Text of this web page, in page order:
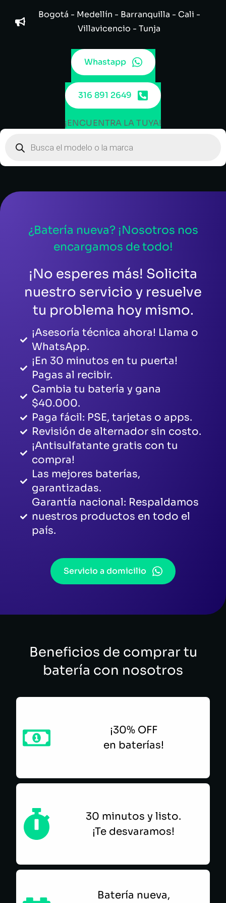
Bogotá - Medellín - Barranquilla - Cali -
Villavicencio - Tunja
Whastapp
316 891 2649
¡ENCUENTRA LA TUYA!
¿Batería nueva? ¡Nosotros nos
encargamos de todo!
¡No esperes más! Solicita
nuestro servicio y resuelve
tu problema hoy mismo.
¡Asesoría técnica ahora! Llama o
WhatsApp.
¡En 30 minutos en tu puerta!
Pagas al recibir.
Cambia tu batería y gana
$40.000.
Paga fácil: PSE, tarjetas o apps.
Revisión de alternador sin costo.
¡Antisulfatante gratis con tu
compra!
Las mejores baterías,
garantizadas.
Garantía nacional: Respaldamos
nuestros productos en todo el
país.
Servicio a domicilio
Beneficios de comprar tu
batería con nosotros
¡30% OFF
en baterías!
30 minutos y listo.
¡Te desvaramos!
Batería nueva,